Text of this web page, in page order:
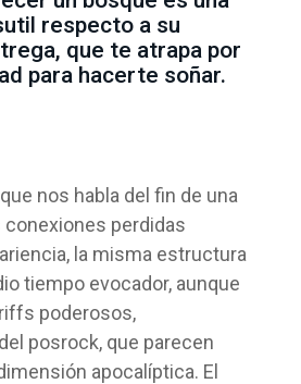
respecto a su
que te atrapa por
para hacerte soñar.
nos habla del fin de una
conexiones perdidas
la misma estructura
tiempo evocador, aunque
poderosos,
posrock, que parecen
apocalíptica. El